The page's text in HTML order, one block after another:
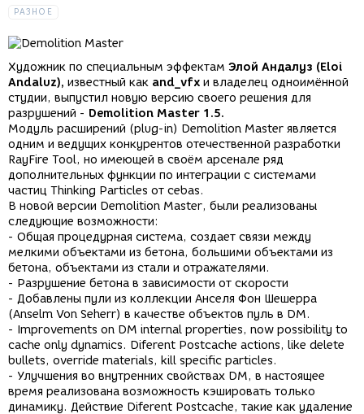
РАЗНОЕ
Художник по специальным эффектам Элой Андалуз (Eloi
Andaluz), известный как and_vfx и владелец одноимённой
студии, выпустил новую версию своего решения для
разрушений - Demolition Master 1.5.
Модуль расширений (plug-in) Demolition Master является
одним и ведущих конкурентов отечественной разработки
RayFire Tool, но имеющей в своём арсенале ряд
дополнительных функции по интеграции с системами
частиц Thinking Particles от cebas.
В новой версии Demolition Master, были реализованы
следующие возможности:
- Общая процедурная система, создает связи между
мелкими объектами из бетона, большими объектами из
бетона, объектами из стали и отражателями.
- Разрушение бетона в зависимости от скорости
- Добавлены пули из коллекции Анселя Фон Шешерра
(Anselm Von Seherr) в качестве объектов пуль в DM.
- Improvements on DM internal properties, now possibility to
cache only dynamics. Diferent Postcache actions, like delete
bullets, override materials, kill specific particles.
- Улучшения во внутренних свойствах DM, в настоящее
время реализована возможность кэшировать только
динамику. Действие Diferent Postcache, такие как удаление